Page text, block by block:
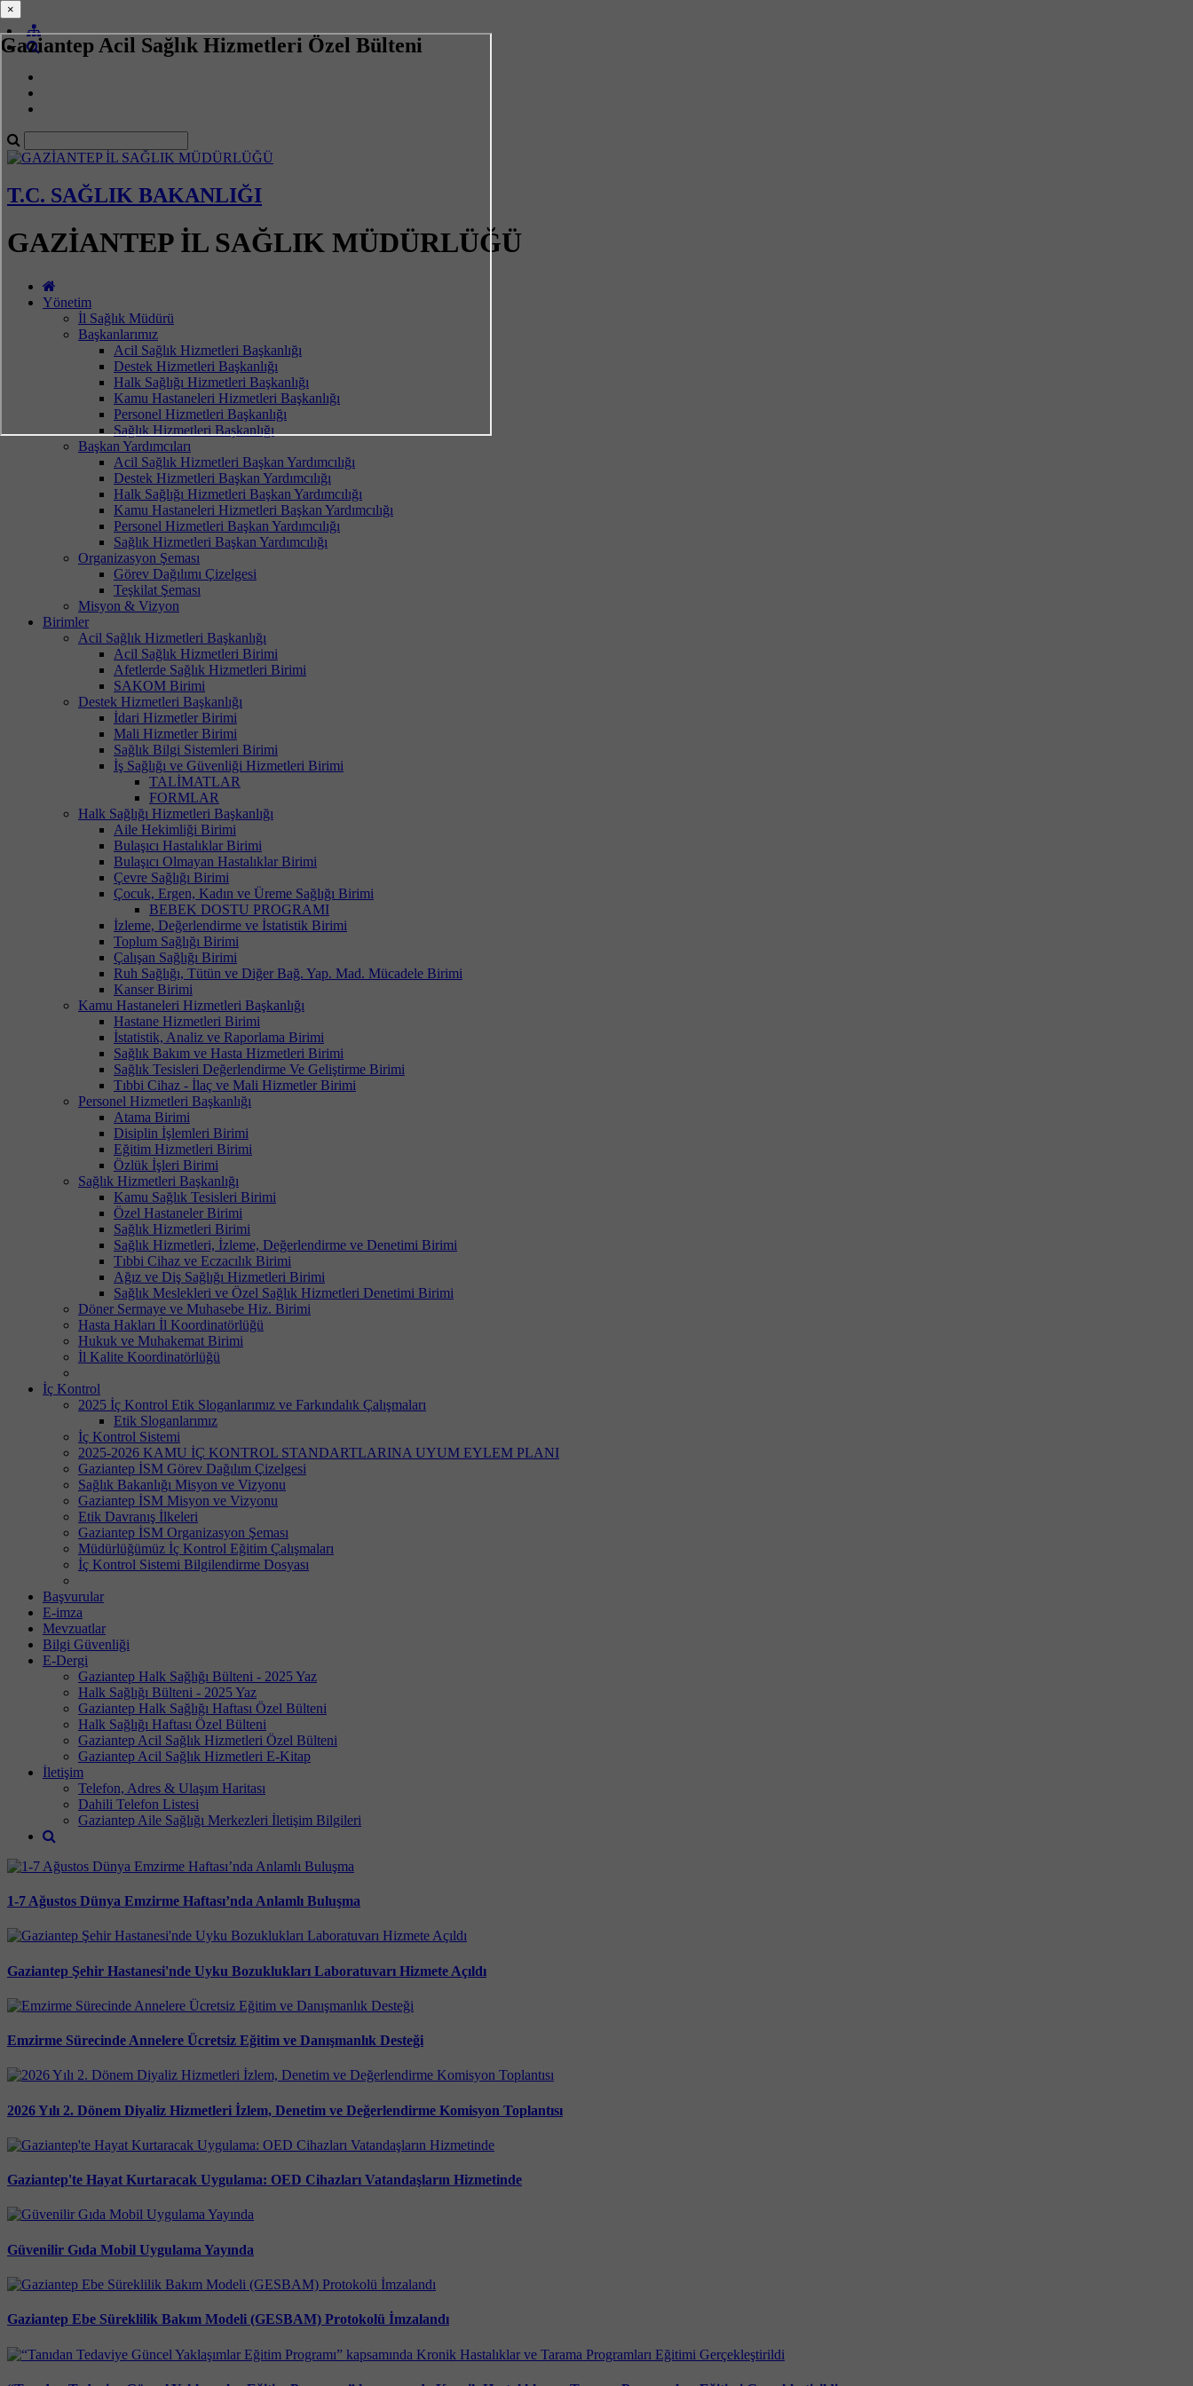
Gaziantep Acil Sağlık Hizmetleri Özel Bülteni
T.C. SAĞLIK BAKANLIĞI
GAZİANTEP İL SAĞLIK MÜDÜRLÜĞÜ
Yönetim
İl Sağlık Müdürü
Başkanlarımız
Acil Sağlık Hizmetleri Başkanlığı
Destek Hizmetleri Başkanlığı
Halk Sağlığı Hizmetleri Başkanlığı
Kamu Hastaneleri Hizmetleri Başkanlığı
Personel Hizmetleri Başkanlığı
Sağlık Hizmetleri Başkanlığı
Başkan Yardımcıları
Acil Sağlık Hizmetleri Başkan Yardımcılığı
Destek Hizmetleri Başkan Yardımcılığı
Halk Sağlığı Hizmetleri Başkan Yardımcılığı
Kamu Hastaneleri Hizmetleri Başkan Yardımcılığı
Personel Hizmetleri Başkan Yardımcılığı
Sağlık Hizmetleri Başkan Yardımcılığı
Organizasyon Şeması
Görev Dağılımı Çizelgesi
Teşkilat Şeması
Misyon & Vizyon
Birimler
Acil Sağlık Hizmetleri Başkanlığı
Acil Sağlık Hizmetleri Birimi
Afetlerde Sağlık Hizmetleri Birimi
SAKOM Birimi
Destek Hizmetleri Başkanlığı
İdari Hizmetler Birimi
Mali Hizmetler Birimi
Sağlık Bilgi Sistemleri Birimi
İş Sağlığı ve Güvenliği Hizmetleri Birimi
TALİMATLAR
FORMLAR
Halk Sağlığı Hizmetleri Başkanlığı
Aile Hekimliği Birimi
Bulaşıcı Hastalıklar Birimi
Bulaşıcı Olmayan Hastalıklar Birimi
Çevre Sağlığı Birimi
Çocuk, Ergen, Kadın ve Üreme Sağlığı Birimi
BEBEK DOSTU PROGRAMI
İzleme, Değerlendirme ve İstatistik Birimi
Toplum Sağlığı Birimi
Çalışan Sağlığı Birimi
Ruh Sağlığı, Tütün ve Diğer Bağ. Yap. Mad. Mücadele Birimi
Kanser Birimi
Kamu Hastaneleri Hizmetleri Başkanlığı
Hastane Hizmetleri Birimi
İstatistik, Analiz ve Raporlama Birimi
Sağlık Bakım ve Hasta Hizmetleri Birimi
Sağlık Tesisleri Değerlendirme Ve Geliştirme Birimi
Tıbbi Cihaz - İlaç ve Mali Hizmetler Birimi
Personel Hizmetleri Başkanlığı
Atama Birimi
Disiplin İşlemleri Birimi
Eğitim Hizmetleri Birimi
Özlük İşleri Birimi
Sağlık Hizmetleri Başkanlığı
Kamu Sağlık Tesisleri Birimi
Özel Hastaneler Birimi
Sağlık Hizmetleri Birimi
Sağlık Hizmetleri, İzleme, Değerlendirme ve Denetimi Birimi
Tıbbi Cihaz ve Eczacılık Birimi
Ağız ve Diş Sağlığı Hizmetleri Birimi
Sağlık Meslekleri ve Özel Sağlık Hizmetleri Denetimi Birimi
Döner Sermaye ve Muhasebe Hiz. Birimi
Hasta Hakları İl Koordinatörlüğü
Hukuk ve Muhakemat Birimi
İl Kalite Koordinatörlüğü
İç Kontrol
2025 İç Kontrol Etik Sloganlarımız ve Farkındalık Çalışmaları
Etik Sloganlarımız
İç Kontrol Sistemi
2025-2026 KAMU İÇ KONTROL STANDARTLARINA UYUM EYLEM PLANI
Gaziantep İSM Görev Dağılım Çizelgesi
Sağlık Bakanlığı Misyon ve Vizyonu
Gaziantep İSM Misyon ve Vizyonu
Etik Davranış İlkeleri
Gaziantep İSM Organizasyon Şeması
Müdürlüğümüz İç Kontrol Eğitim Çalışmaları
İç Kontrol Sistemi Bilgilendirme Dosyası
Başvurular
E-imza
Mevzuatlar
Bilgi Güvenliği
E-Dergi
Gaziantep Halk Sağlığı Bülteni - 2025 Yaz
Halk Sağlığı Bülteni - 2025 Yaz
Gaziantep Halk Sağlığı Haftası Özel Bülteni
Halk Sağlığı Haftası Özel Bülteni
Gaziantep Acil Sağlık Hizmetleri Özel Bülteni
Gaziantep Acil Sağlık Hizmetleri E-Kitap
İletişim
Telefon, Adres & Ulaşım Haritası
Dahili Telefon Listesi
Gaziantep Aile Sağlığı Merkezleri İletişim Bilgileri
1-7 Ağustos Dünya Emzirme Haftası’nda Anlamlı Buluşma
Gaziantep Şehir Hastanesi'nde Uyku Bozuklukları Laboratuvarı Hizmete Açıldı
Emzirme Sürecinde Annelere Ücretsiz Eğitim ve Danışmanlık Desteği
2026 Yılı 2. Dönem Diyaliz Hizmetleri İzlem, Denetim ve Değerlendirme Komisyon Toplantısı
Gaziantep'te Hayat Kurtaracak Uygulama: OED Cihazları Vatandaşların Hizmetinde
Güvenilir Gıda Mobil Uygulama Yayında
Gaziantep Ebe Süreklilik Bakım Modeli (GESBAM) Protokolü İmzalandı
×